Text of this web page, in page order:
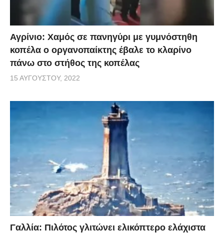
Αγρίνιο: Χαμός σε πανηγύρι με γυμνόστηθη
κοπέλα ο οργανοπαίκτης έβαλε το κλαρίνο
πάνω στο στήθος της κοπέλας
15 ΑΥΓΟΎΣΤΟΥ, 2022
Γαλλία: Πιλότος γλιτώνει ελικόπτερο ελάχιστα